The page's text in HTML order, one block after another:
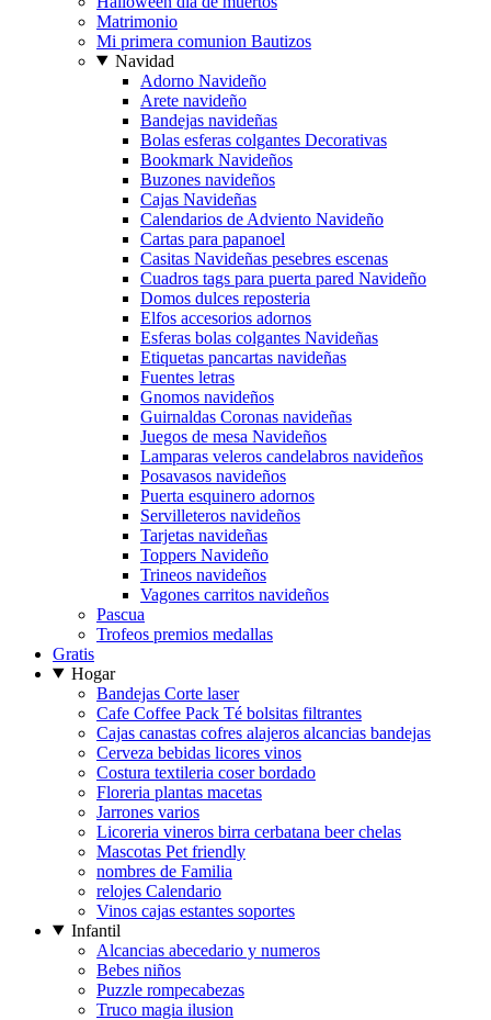
Matrimonio
Mi primera comunion Bautizos
Navidad
Adorno Navideño
Arete navideño
Bandejas navideñas
Bolas esferas colgantes Decorativas
Bookmark Navideños
Buzones navideños
Cajas Navideñas
Calendarios de Adviento Navideño
Cartas para papanoel
Casitas Navideñas pesebres escenas
Cuadros tags para puerta pared Navideño
Domos dulces reposteria
Elfos accesorios adornos
Esferas bolas colgantes Navideñas
Etiquetas pancartas navideñas
Fuentes letras
Gnomos navideños
Guirnaldas Coronas navideñas
Juegos de mesa Navideños
Lamparas veleros candelabros navideños
Posavasos navideños
Puerta esquinero adornos
Servilleteros navideños
Tarjetas navideñas
Toppers Navideño
Trineos navideños
Vagones carritos navideños
Pascua
Trofeos premios medallas
Gratis
Hogar
Bandejas Corte laser
Cafe Coffee Pack Té bolsitas filtrantes
Cajas canastas cofres alajeros alcancias bandejas
Cerveza bebidas licores vinos
Costura textileria coser bordado
Floreria plantas macetas
Jarrones varios
Licoreria vineros birra cerbatana beer chelas
Mascotas Pet friendly
nombres de Familia
relojes Calendario
Vinos cajas estantes soportes
Infantil
Alcancias abecedario y numeros
Bebes niños
Puzzle rompecabezas
Truco magia ilusion